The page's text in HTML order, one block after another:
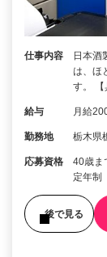
仕事内容
日本酒
は、ほ
す。
給与 月給
勤務地 栃木県
応募資格
40歳ま
定年制
後で見る